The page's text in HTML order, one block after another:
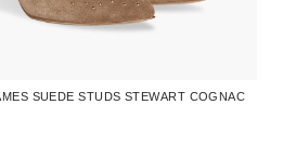
SUEDE STUDS STEWART COGNAC